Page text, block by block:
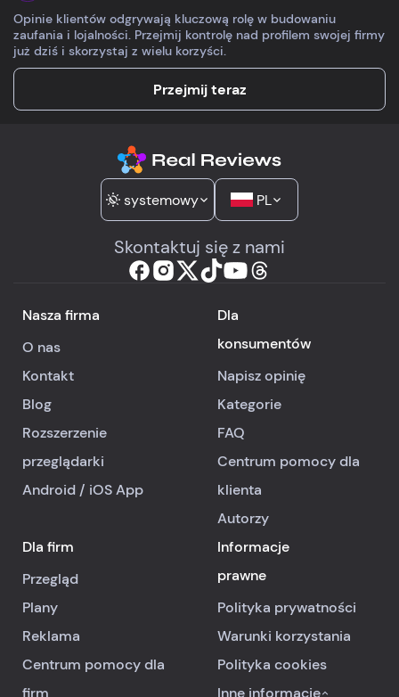
Opinie klientów odgrywają kluczową rolę w budowaniu
zaufania i lojalności. Przejmij kontrolę nad profilem swojej firmy
już dziś i skorzystaj z wielu korzyści.
Przejmij teraz
systemowy PL
Skontaktuj się z nami
Nasza firma
O nas
Kontakt
Blog
Rozszerzenie
przeglądarki
Android / iOSApp
Dla
konsumentów
Napisz opinię
Kategorie
FAQ
Centrum pomocy dla
klienta
Autorzy
Dla firm
Przegląd
Plany
Reklama
Centrum pomocy dla
firm
Informacje
prawne
Polityka prywatności
Warunki korzystania
Polityka cookies
Inne informacje